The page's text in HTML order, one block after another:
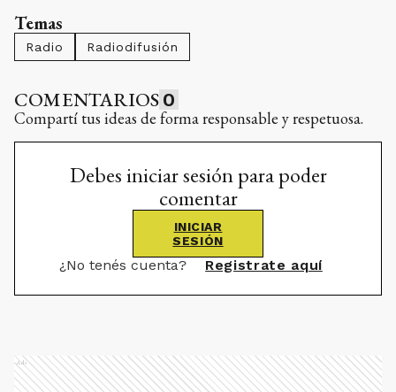
Temas
Radio Radiodifusión
COMENTARIOS 0
Compartí tus ideas de forma responsable y respetuosa.
Debes iniciar sesión para poder
comentar
INICIAR
SESIÓN
¿No tenés cuenta? Registrate aquí
Ads